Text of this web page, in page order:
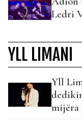
Ledri
YLL LIMANI
Yll
mijëra